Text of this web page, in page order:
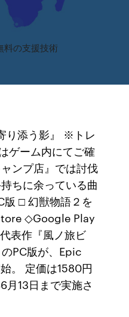
料の支援技術
り添う影』 ※トレ
ゲーム内にてご確
ンプ店』では討伐
ちに余っている曲
□ 幻獣物語２を
◇Google Play
表作『風ノ旅ビ
PC版が、Epic
。 定価は1580円
月13日まで実施さ